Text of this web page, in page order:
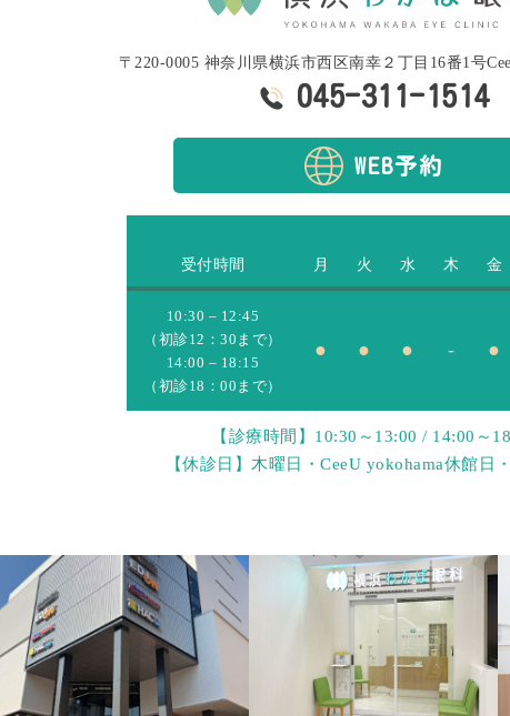
〒220-0005 神奈川県横浜市西区南幸２丁目16番1号
045-311-1514
WEB予約
受付時間 月 火 水 木 金
10:30 – 12:45
（初診12：30まで）
14:00 – 18:15
（初診18：00まで）
● ● ● - ●
【診療時間】10:30～13:00 / 14:00～
【休診日】木曜日・CeeU yokohama休館日